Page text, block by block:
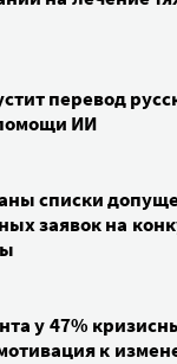
перевод
ИИ
списки
заявок на
у 47%
к